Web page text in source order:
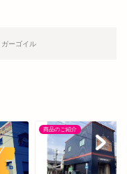
ガーゴイル
商品のご紹介